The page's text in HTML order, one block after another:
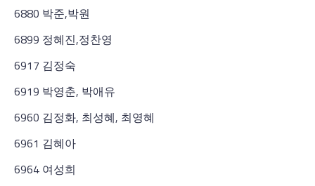
6880 박준,박원
6899 정혜진,정찬영
6917 김정숙
6919 박영춘, 박애유
6960 김정화, 최성혜, 최영혜
6961 김혜아
6964 여성희